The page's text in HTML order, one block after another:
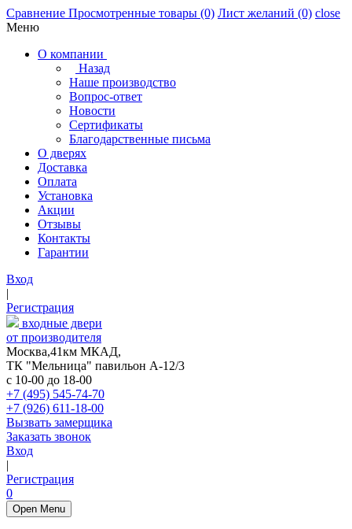
Сравнение Просмотренные товары (0) Лист желаний (0) close
Меню
О компании
Назад
Наше производство
Вопрос-ответ
Новости
Сертификаты
Благодарственные письма
О дверях
Доставка
Оплата
Установка
Акции
Отзывы
Контакты
Гарантии
Вход
|
Регистрация
входные двери
от производителя
Москва,41км МКАД,
ТК "Мельница" павильон А-12/3
с 10-00 до 18-00
+7 (495) 545-74-70
+7 (926) 611-18-00
Вызвать замерщика
Заказать звонок
Вход
|
Регистрация
0
Open Menu